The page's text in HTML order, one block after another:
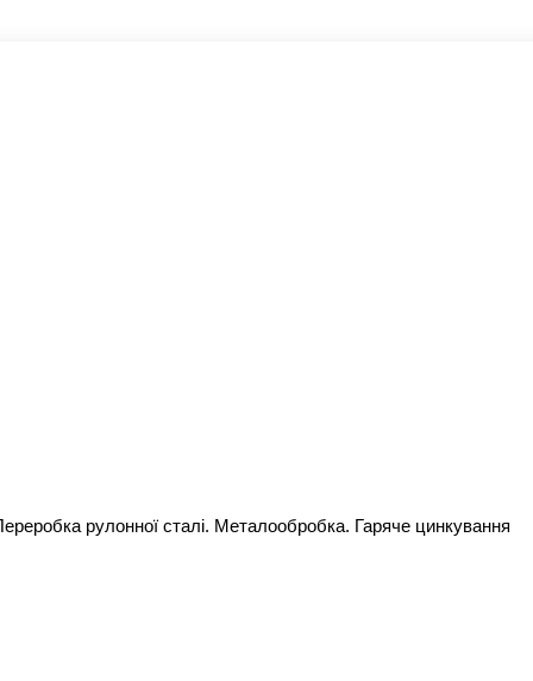
рулонної сталі. Металообробка. Гаряче цинкування